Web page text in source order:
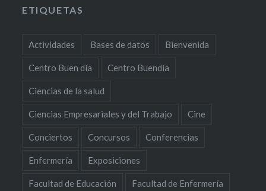
ETIQUETAS
Actividades Bases de datos Bienvenida
Centro Buen día Centro Buendía
Ciencias de la salud
Ciencias Empresariales y del Trabajo Cine
Conciertos Concursos Conferencias
Enfermería Exposiciones
Facultad de Educación Facultad de Enfermería